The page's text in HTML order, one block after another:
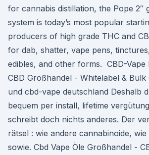
for cannabis distillation, the Pope 2″
system is today’s most popular
producers of high grade THC and
for dab, shatter, vape pens,
edibles, and other forms. ️ CBD-Vape
CBD Großhandel - Whitelabel &
und cbd-vape deutschland Deshalb
bequem per install, lifetime
schreibt doch nichts anderes. Der
rätsel : wie andere cannabinoide,
sowie. Cbd Vape Öle Großhandel -